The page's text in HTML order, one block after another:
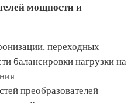
мощности и
переходных
балансировки нагрузки на
преобразователей